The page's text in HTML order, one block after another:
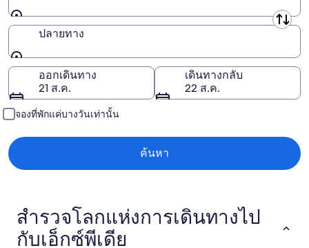
ส.ค.
-
9
ต้นทาง
ปลายทาง
ปลายทาง
ออกเดินทาง
21 ส.ค.
เดินทางกลับ
22 ส.ค.
จองที่พักแค่บางวันเท่านั้น
ค้นหา
สำรวจโลกแห่งการเดินทางไป
กับเอ็กซ์พีเดีย